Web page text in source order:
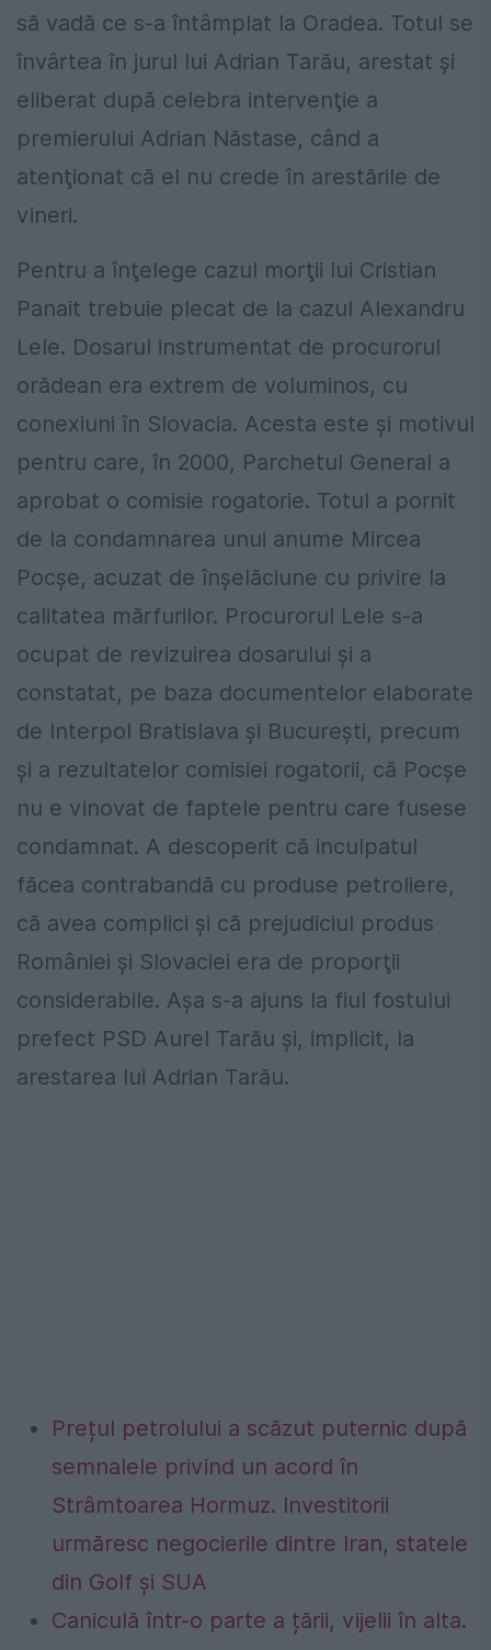
să vadă ce s-a întâmplat la Oradea. Totul se
învârtea în jurul lui Adrian Tarău, arestat şi
eliberat după celebra intervenţie a
premierului Adrian Năstase, când a
atenţionat că el nu crede în arestările de
vineri.
Pentru a înţelege cazul morţii lui Cristian
Panait trebuie plecat de la cazul Alexandru
Lele. Dosarul instrumentat de procurorul
orădean era extrem de voluminos, cu
conexiuni în Slovacia. Acesta este şi motivul
pentru care, în 2000, Parchetul General a
aprobat o comisie rogatorie. Totul a pornit
de la condamnarea unui anume Mircea
Pocşe, acuzat de înşelăciune cu privire la
calitatea mărfurilor. Procurorul Lele s-a
ocupat de revizuirea dosarului şi a
constatat, pe baza documentelor elaborate
de Interpol Bratislava și București, precum
şi a rezultatelor comisiei rogatorii, că Pocşe
nu e vinovat de faptele pentru care fusese
condamnat. A descoperit că inculpatul
făcea contrabandă cu produse petroliere,
că avea complici şi că prejudiciul produs
României şi Slovaciei era de proporţii
considerabile. Aşa s-a ajuns la fiul fostului
prefect PSD Aurel Tarău şi, implicit, la
arestarea lui Adrian Tarău.
Prețul petrolului a scăzut puternic după
semnalele privind un acord în
Strâmtoarea Hormuz. Investitorii
urmăresc negocierile dintre Iran, statele
din Golf și SUA
Caniculă într-o parte a țării, vijelii în alta.